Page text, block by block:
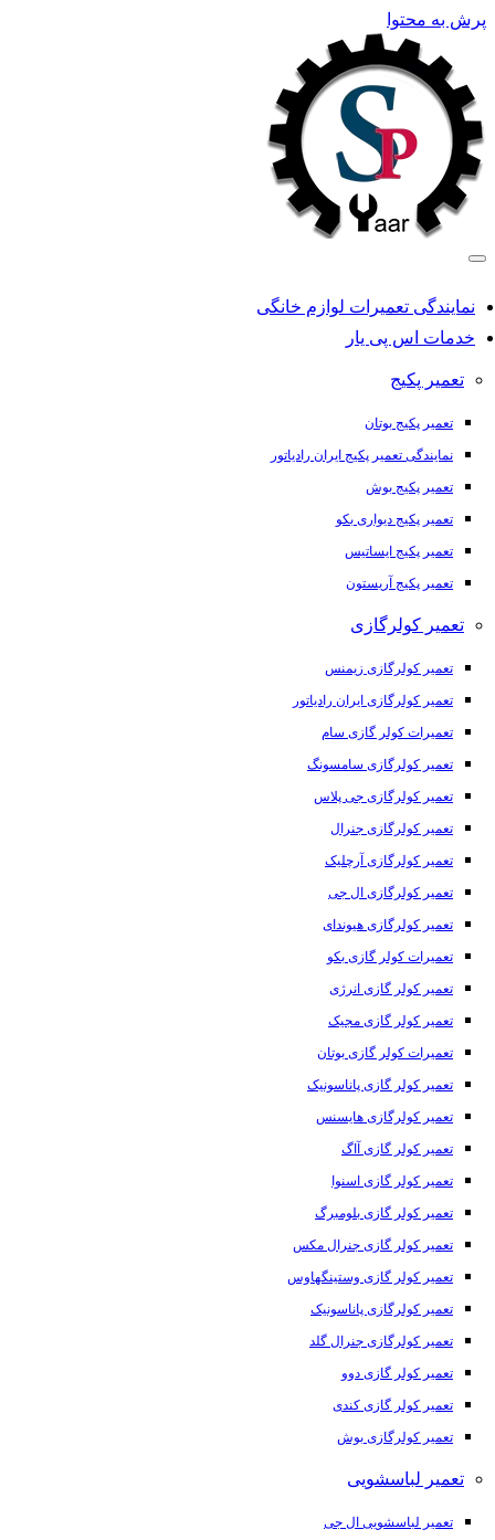
پرش به محتوا
نمایندگی تعمیرات لوازم خانگی
خدمات اس پی یار
تعمیر پکیج
تعمیر پکیج بوتان
نمایندگی تعمیر پکیج ایران رادیاتور
تعمیر پکیج بوش
تعمیر پکیج دیواری بکو
تعمیر پکیج ایساتیس
تعمیر پکیج آریستون
تعمیر کولرگازی
تعمیر کولرگازی زیمنس
تعمیر کولرگازی ایران رادیاتور
تعمیرات کولر گازی سام
تعمیر کولرگازی سامسونگ
تعمیر کولرگازی جی پلاس
تعمیر کولرگازی جنرال
تعمیر کولرگازی آرچلیک
تعمیر کولرگازی ال جی
تعمیر کولرگازی هیوندای
تعمیرات کولر گازی بکو
تعمیر کولر گازی انرژی
تعمیر کولر گازی مجیک
تعمیرات کولر گازی بوتان
تعمیر کولر گازی پاناسونیک
تعمیر کولرگازی هایسنس
تعمیر کولر گازی آاگ
تعمیر کولر گازی اسنوا
تعمیر کولر گازی بلومبرگ
تعمیر کولر گازی جنرال مکس
تعمیر کولر گازی وستینگهاوس
تعمیر کولرگازی پاناسونیک
تعمیر کولرگازی جنرال گلد
تعمیر کولر گازی دوو
تعمیر کولر گازی کندی
تعمیر کولرگازی بوش
تعمیر لباسشویی
تعمیر لباسشویی ال جی